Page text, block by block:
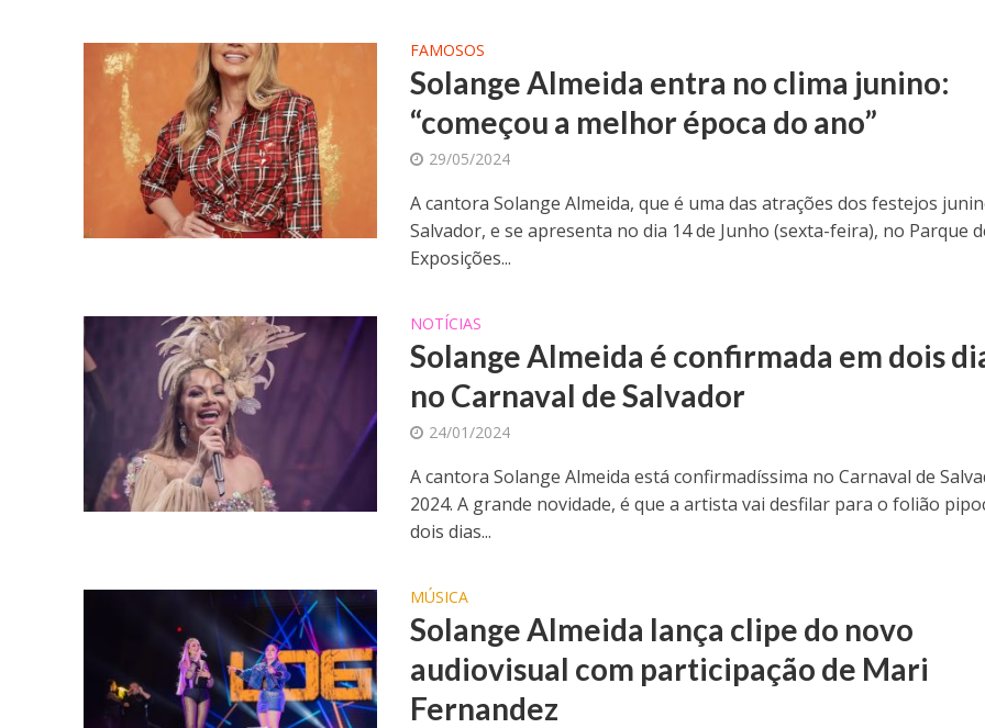
FAMOSOS
Solange Almeida entra no clima junino:
“começou a melhor época do ano”
29/05/2024
A cantora Solange Almeida, que é uma das atrações dos festejos
Salvador, e se apresenta no dia 14 de Junho (sexta-feira), no Parque
Exposições...
NOTÍCIAS
Solange Almeida é confirmada em dois
no Carnaval de Salvador
24/01/2024
A cantora Solange Almeida está confirmadíssima no Carnaval de
2024. A grande novidade, é que a artista vai desfilar para o folião
dois dias...
MÚSICA
Solange Almeida lança clipe do novo
audiovisual com participação de Mari
Fernandez